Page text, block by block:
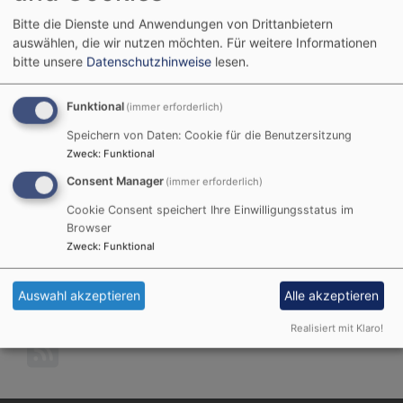
Blechbläser*in? Dann sei herzlich willkommen beim
PosaunenchorSt. Matthäus in Passau
Dekanatskantor
Ralf Franz
Kontaktaufnahme!
Chöre und Musik
Weiterlesen
Bitte die Dienste und Anwendungen von Drittanbietern
auswählen, die wir nutzen möchten. Für weitere Informationen
bitte unsere Datenschutzhinweise lesen.
Funktional (immer erforderlich)
Speichern von Daten: Cookie für die Benutzersitzung
Zweck: Funktional
Consent Manager (immer erforderlich)
Cookie Consent speichert Ihre Einwilligungsstatus im
Browser
Zweck: Funktional
Auswahl akzeptieren Alle akzeptieren
Realisiert mit Klaro!